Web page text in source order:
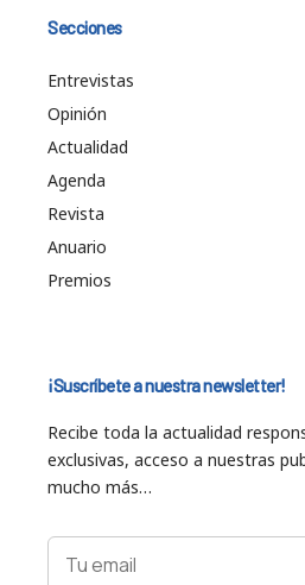
Secciones
Entrevistas
Opinión
Actualidad
Agenda
Revista
Anuario
Premios
¡Suscríbete a nuestra newsletter!
Recibe toda la actualidad
exclusivas, acceso a nuestras
mucho más…